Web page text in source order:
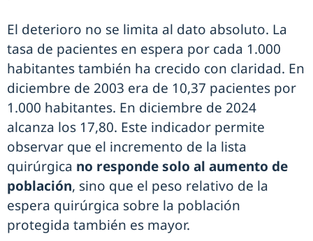
El deterioro no se limita al dato absoluto. La
tasa de pacientes en espera por cada 1.000
habitantes también ha crecido con claridad. En
diciembre de 2003 era de 10,37 pacientes por
1.000 habitantes. En diciembre de 2024
alcanza los 17,80. Este indicador permite
observar que el incremento de la lista
quirúrgica no responde solo al aumento de
población, sino que el peso relativo de la
espera quirúrgica sobre la población
protegida también es mayor.